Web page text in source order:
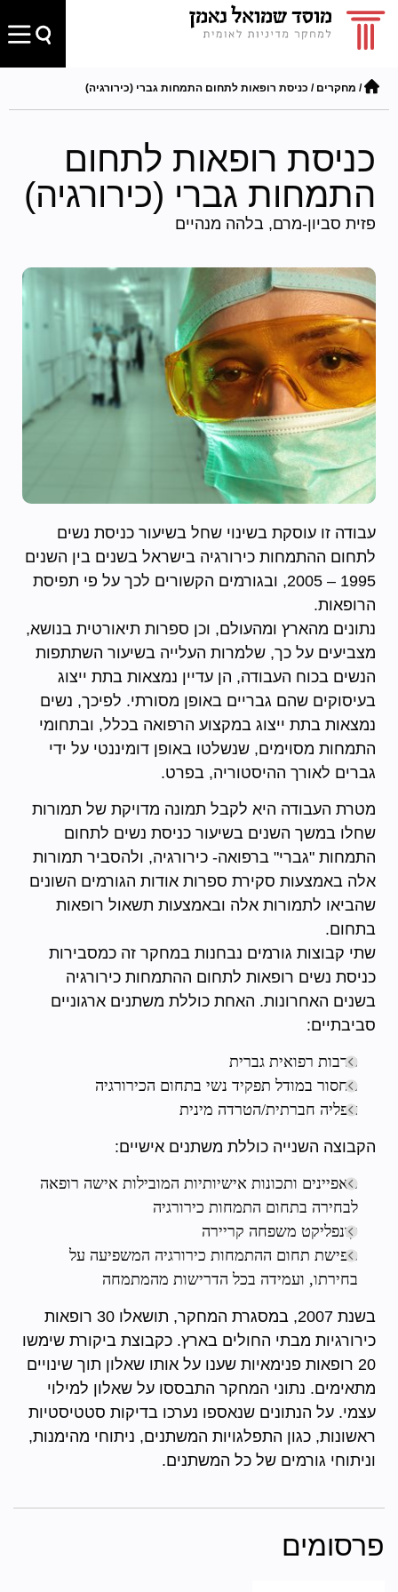
/ מחקרים / כניסת רופאות לתחום התמחות גברי (כירורגיה)
כניסת רופאות לתחום
התמחות גברי (כירורגיה)
פזית סביון-מרם, בלהה מנהיים
עבודה זו עוסקת בשינוי שחל בשיעור כניסת נשים
לתחום ההתמחות כירורגיה בישראל בשנים בין השנים
1995 – 2005, ובגורמים הקשורים לכך על פי תפיסת
הרופאות.
נתונים מהארץ ומהעולם, וכן ספרות תיאורטית בנושא,
מצביעים על כך, שלמרות העלייה בשיעור השתתפות
הנשים בכוח העבודה, הן עדיין נמצאות בתת ייצוג
בעיסוקים שהם גבריים באופן מסורתי. לפיכך, נשים
נמצאות בתת ייצוג במקצוע הרפואה בכלל, ובתחומי
התמחות מסוימים, שנשלטו באופן דומיננטי על ידי
גברים לאורך ההיסטוריה, בפרט.
מטרת העבודה היא לקבל תמונה מדויקת של תמורות
שחלו במשך השנים בשיעור כניסת נשים לתחום
התמחות "גברי" ברפואה- כירורגיה, ולהסביר תמורות
אלה באמצעות סקירת ספרות אודות הגורמים השונים
שהביאו לתמורות אלה ובאמצעות תשאול רופאות
בתחום.
שתי קבוצות גורמים נבחנות במחקר זה כמסבירות
כניסת נשים רופאות לתחום ההתמחות כירורגיה
בשנים האחרונות. האחת כוללת משתנים ארגוניים
סביבתיים:
תרבות רפואית גברית
מחסור במודל תפקיד נשי בתחום הכירורגיה
אפליה חברתית/הטרדה מינית
הקבוצה השנייה כוללת משתנים אישיים:
מאפיינים ותכונות אישיותיות המובילות אישה רופאה
לבחירה בתחום התמחות כירורגיה
קונפליקט משפחה קריירה
תפישת תחום ההתמחות כירורגיה המשפיעה על
בחירתו, ועמידה בכל הדרישות מהמתמחה
בשנת 2007, במסגרת המחקר, תושאלו 30 רופאות
כירורגיות מבתי החולים בארץ. כקבוצת ביקורת שימשו
20 רופאות פנימאיות שענו על אותו שאלון תוך שינויים
מתאימים. נתוני המחקר התבססו על שאלון למילוי
עצמי. על הנתונים שנאספו נערכו בדיקות סטטיסטיות
ראשונות, כגון התפלגויות המשתנים, ניתוחי מהימנות,
וניתוחי גורמים של כל המשתנים.
פרסומים